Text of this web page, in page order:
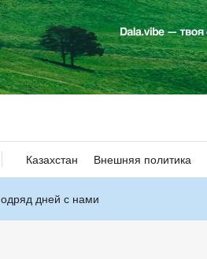
Казахстан Внешняя политика
дней с нами